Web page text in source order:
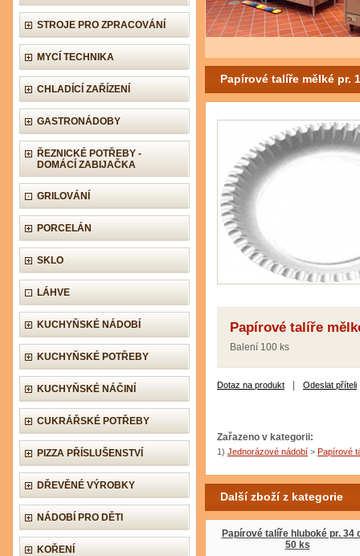
STROJE PRO ZPRACOVÁNÍ
MYCÍ TECHNIKA
CHLADÍCÍ ZAŘÍZENÍ
GASTRONÁDOBY
ŘEZNICKÉ POTŘEBY -
DOMÁCÍ ZABIJAČKA
GRILOVÁNÍ
PORCELÁN
SKLO
LÁHVE
KUCHYŇSKÉ NÁDOBÍ
KUCHYŇSKÉ POTŘEBY
KUCHYŇSKÉ NÁČINÍ
CUKRÁŘSKÉ POTŘEBY
PIZZA PŘÍSLUŠENSTVÍ
DŘEVĚNÉ VÝROBKY
NÁDOBÍ PRO DĚTI
KOŘENÍ
Papírové talíře mělké pr.
Papírové talíře
Balení 100 ks
Dotaz na produkt Odeslat příteli
Zařazeno v kategorii:
1) Jednorázové nádobí > Papírové
Další zboží z kategorie
Papírové talíře hluboké pr. 34
50 ks